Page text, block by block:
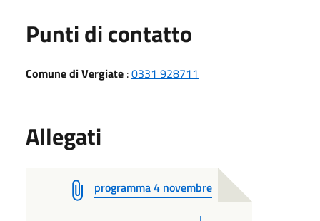
Punti di contatto
Comune di Vergiate :0331 928711
Allegati
programma 4 novembre